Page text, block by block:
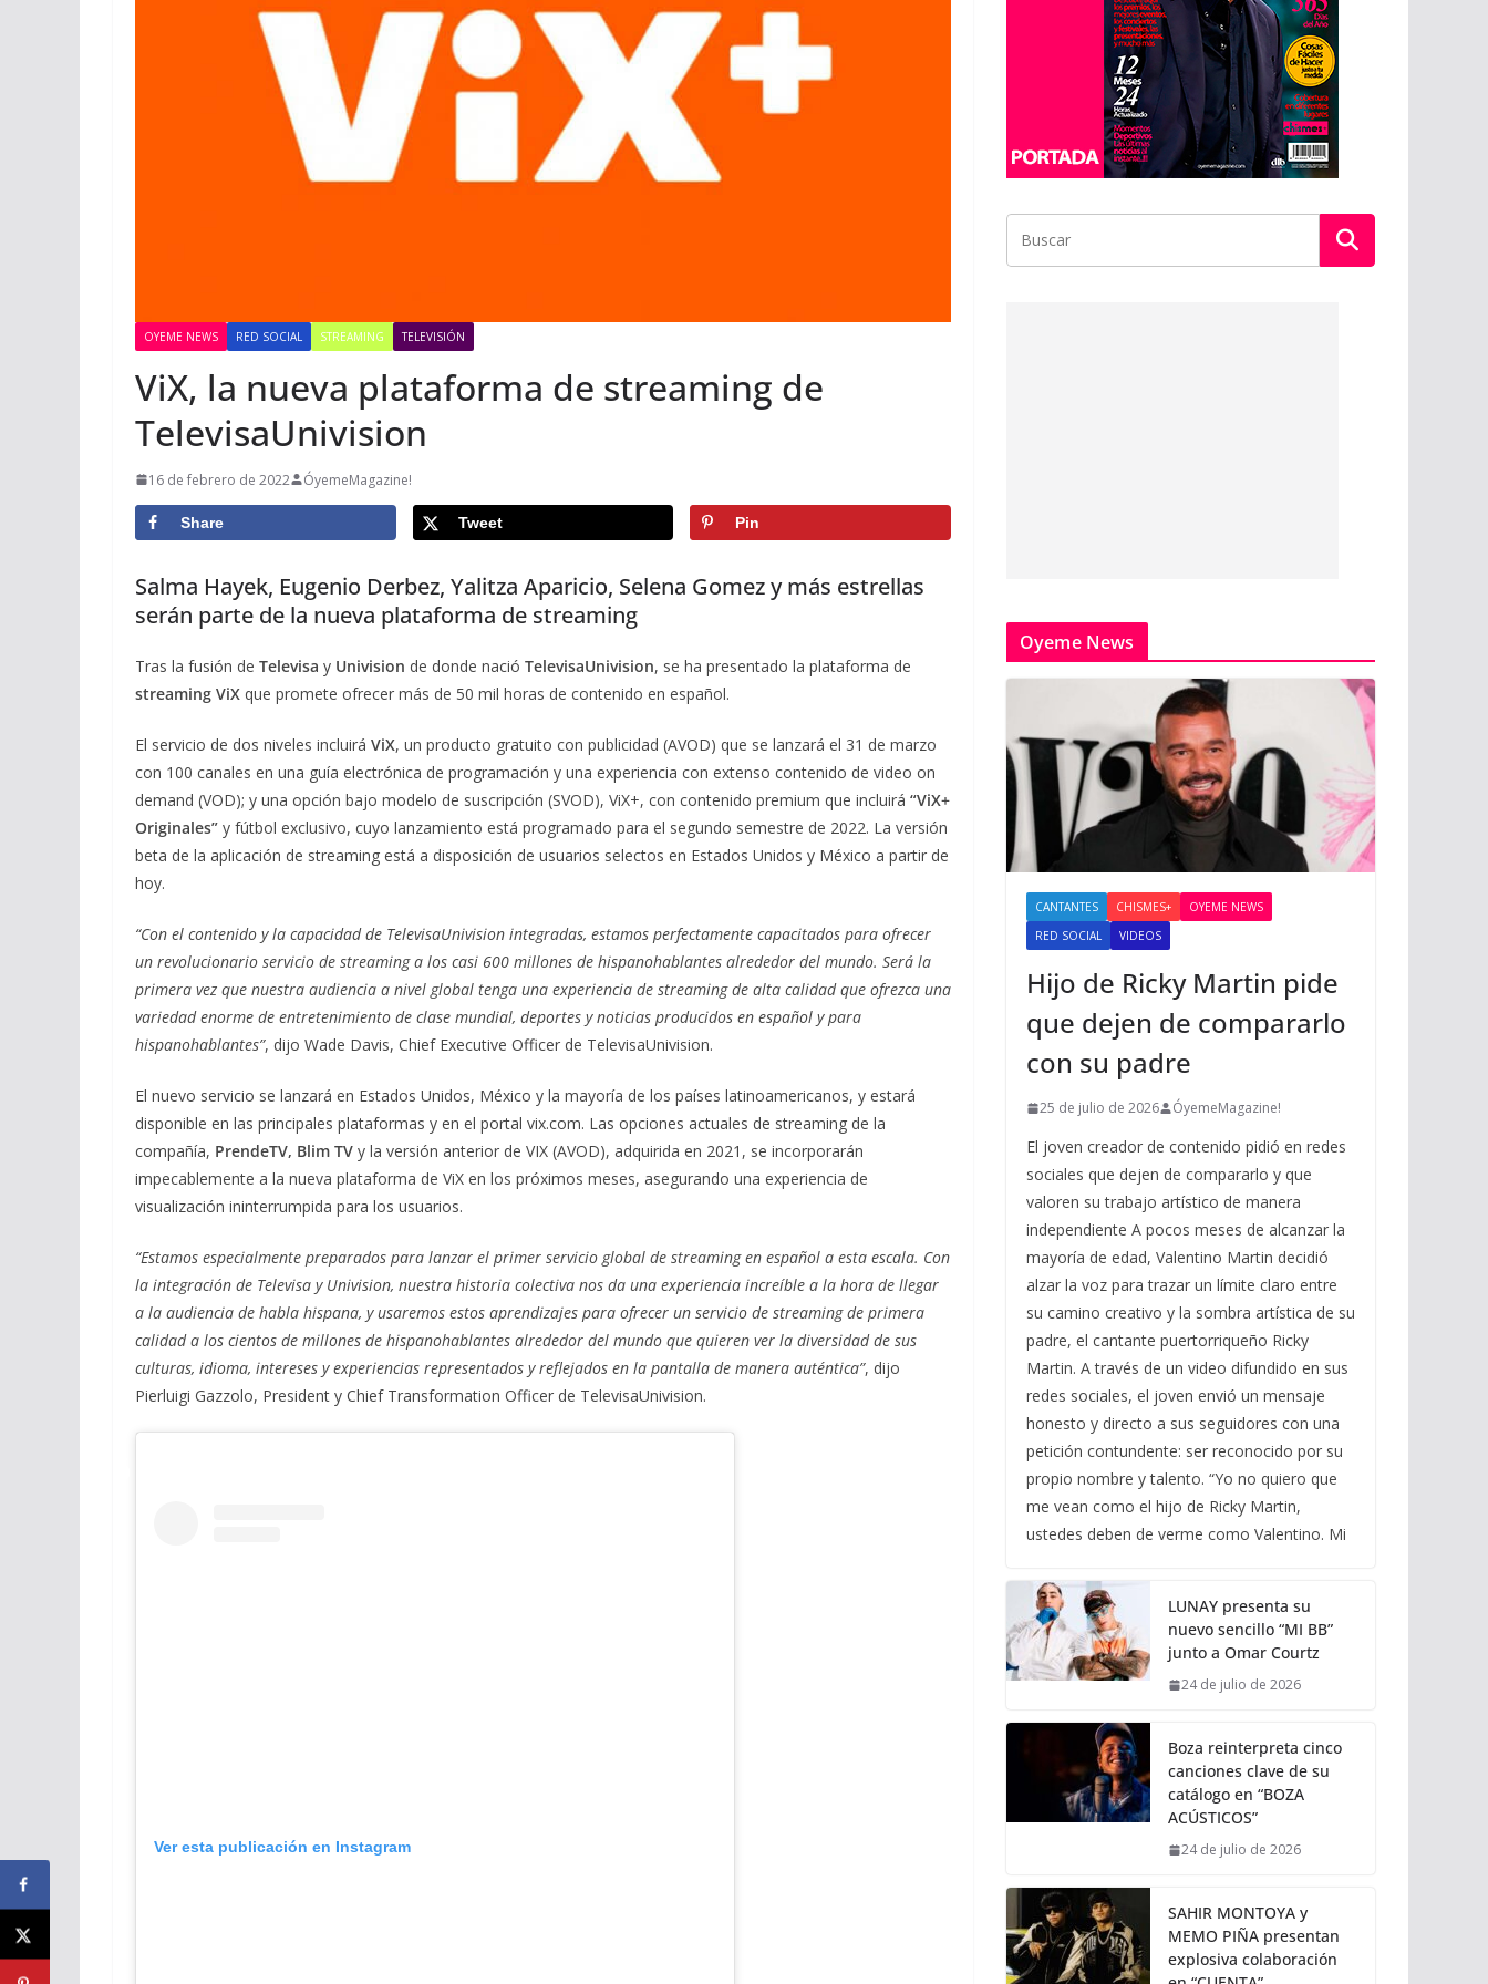
OYEME NEWS RED SOCIAL STREAMING TELEVISIÓN
ViX, la nueva plataforma de streaming de
TelevisaUnivision
16 de febrero de 2022 ÓyemeMagazine!
Share Tweet Pin
Salma Hayek, Eugenio Derbez, Yalitza Aparicio, Selena Gomez y más estrellas
serán parte de la nueva plataforma de streaming
Tras la fusión de Televisa y Univision de donde nació TelevisaUnivision, se ha presentado la plataforma de
streaming ViX que promete ofrecer más de 50 mil horas de contenido en español.
El servicio de dos niveles incluirá ViX, un producto gratuito con publicidad (AVOD) que se lanzará el 31 de marzo
con 100 canales en una guía electrónica de programación y una experiencia con extenso contenido de video on
demand (VOD); y una opción bajo modelo de suscripción (SVOD), ViX+, con contenido premium que incluirá “ViX+
Originales” y fútbol exclusivo, cuyo lanzamiento está programado para el segundo semestre de 2022. La versión
beta de la aplicación de streaming está a disposición de usuarios selectos en Estados Unidos y México a partir de
hoy.
“Con el contenido y la capacidad de TelevisaUnivision integradas, estamos perfectamente capacitados para ofrecer
un revolucionario servicio de streaming a los casi 600 millones de hispanohablantes alrededor del mundo. Será la
primera vez que nuestra audiencia a nivel global tenga una experiencia de streaming de alta calidad que ofrezca una
variedad enorme de entretenimiento de clase mundial, deportes y noticias producidos en español y para
hispanohablantes”, dijo Wade Davis, Chief Executive Officer de TelevisaUnivision.
El nuevo servicio se lanzará en Estados Unidos, México y la mayoría de los países latinoamericanos, y estará
disponible en las principales plataformas y en el portal vix.com. Las opciones actuales de streaming de la
compañía, PrendeTV, Blim TV y la versión anterior de VIX (AVOD), adquirida en 2021, se incorporarán
impecablemente a la nueva plataforma de ViX en los próximos meses, asegurando una experiencia de
visualización ininterrumpida para los usuarios.
“Estamos especialmente preparados para lanzar el primer servicio global de streaming en español a esta escala. Con
la integración de Televisa y Univision, nuestra historia colectiva nos da una experiencia increíble a la hora de llegar
a la audiencia de habla hispana, y usaremos estos aprendizajes para ofrecer un servicio de streaming de primera
calidad a los cientos de millones de hispanohablantes alrededor del mundo que quieren ver la diversidad de sus
culturas, idioma, intereses y experiencias representados y reflejados en la pantalla de manera auténtica”, dijo
Pierluigi Gazzolo, President y Chief Transformation Officer de TelevisaUnivision.
Ver esta publicación en Instagram
Oyeme News
CANTANTES CHISMES+
OYEME NEWS
RED SOCIAL
VIDEOS
Hijo de Ricky Martin pide
que dejen de compararlo
con su padre
25 de julio de 2026 ÓyemeMagazine!
El joven creador de contenido pidió en redes
sociales que dejen de compararlo y que
valoren su trabajo artístico de manera
independiente A pocos meses de alcanzar la
mayoría de edad, Valentino Martin decidió
alzar la voz para trazar un límite claro entre
su camino creativo y la sombra artística de su
padre, el cantante puertorriqueño Ricky
Martin. A través de un video difundido en sus
redes sociales, el joven envió un mensaje
honesto y directo a sus seguidores con una
petición contundente: ser reconocido por su
propio nombre y talento. “Yo no quiero que
me vean como el hijo de Ricky Martin,
ustedes deben de verme como Valentino. Mi
LUNAY presenta su
nuevo sencillo “MI BB”
junto a Omar Courtz
24 de julio de 2026
Boza reinterpreta cinco
canciones clave de su
catálogo en “BOZA
ACÚSTICOS”
24 de julio de 2026
SAHIR MONTOYA y
MEMO PIÑA presentan
explosiva colaboración